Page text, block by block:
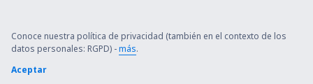
Conoce nuestra política de privacidad (también en el contexto de los
datos personales: RGPD) -más.
Aceptar